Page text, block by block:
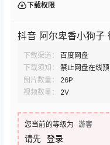
下载权限
抖音 阿尔卑香小狗子
下载渠道：
百度网盘
下载须知：
禁止网盘在线
图片数量：
26P
视频数量：
2V
您当前的等级为 游客
请先 登录